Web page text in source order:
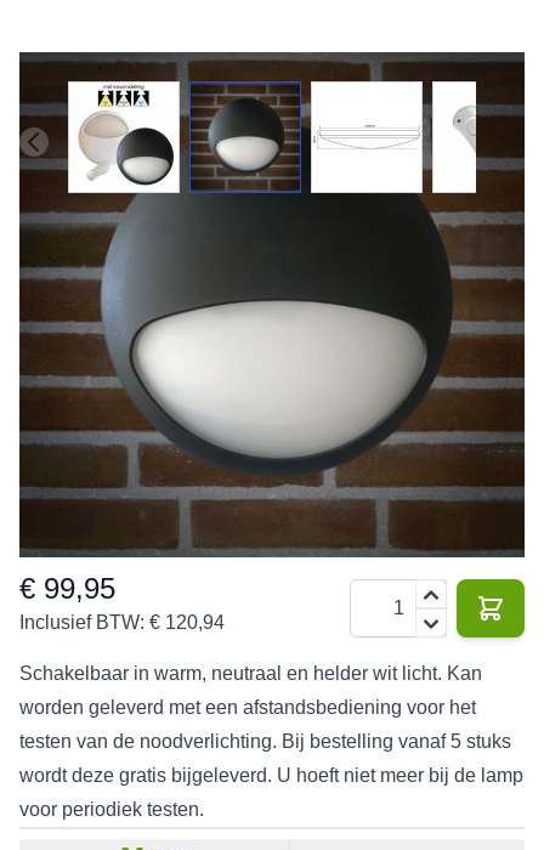
EYE zwart / noodverlichting
LED noodverlichting voor wand- of
plafondmontage. Schakelbaar in warm, neutraal en helder
1400
lm
132 lm 3 jaar
€ 99,95
Inclusief BTW: € 120,94
Schakelbaar in warm, neutraal en helder wit licht. Kan
worden geleverd met een afstandsbediening voor het
testen van de noodverlichting. Bij bestelling vanaf 5 stuks
wordt deze gratis bijgeleverd. U hoeft niet meer bij de lamp
voor periodiek testen.